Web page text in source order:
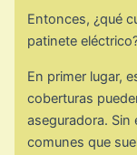
Entonces, ¿qué
patinete
En primer lugar,
coberturas
aseguradora.
comunes que